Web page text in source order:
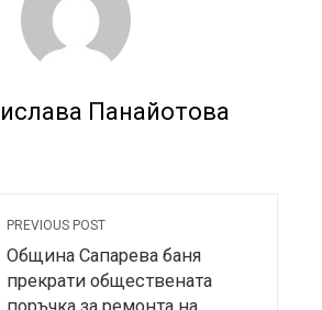
Панайотова
PREVIOUS POST
Община Сапарева баня
прекрати обществената
поръчка за ремонта на